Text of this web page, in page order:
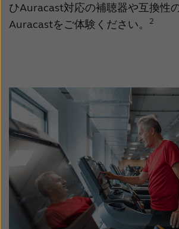
ひAuracast対応の補聴器や互換性
Auracastをご体験ください。
2